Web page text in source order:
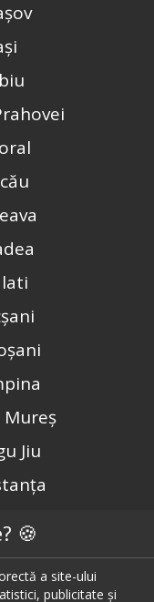
Jiu
🍪
a site-ului
publicitate și